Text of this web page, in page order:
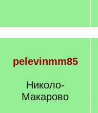
pelevinmm85
Николо-
Макарово